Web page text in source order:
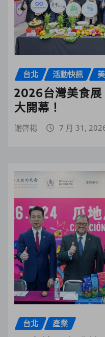
台北 活動快訊
2026台灣美食展
大開幕！
謝啓楊 7 月 31,
台北 產業